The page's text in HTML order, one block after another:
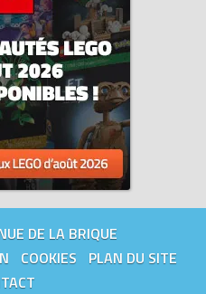
DE LA BRIQUE
COOKIES
PLAN DU SITE